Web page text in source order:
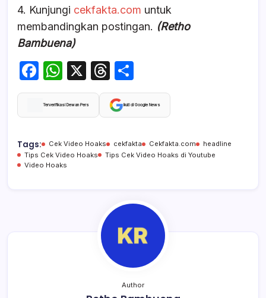
4. Kunjungi cekfakta.com untuk
membandingkan postingan. (Retho
Bambuena)
F
a
c
b
o
W
h
at
A
p
X
T
hr
e
d
s
h
ar
Terverifikasi Dewan Pers Ikuti di Google News
Tags: Cek Video Hoaks cekfakta Cekfakta.com
headline
Tips Cek Video Hoaks
Tips Cek Video Hoaks di Youtube
Video Hoaks
Author